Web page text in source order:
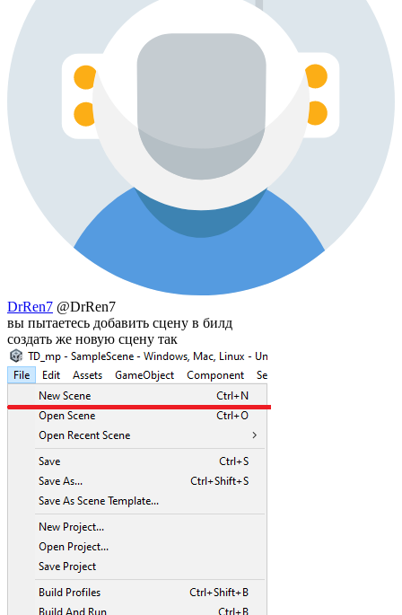
DrRen7 @DrRen7
вы пытаетесь добавить сцену в билд
создать же новую сцену так